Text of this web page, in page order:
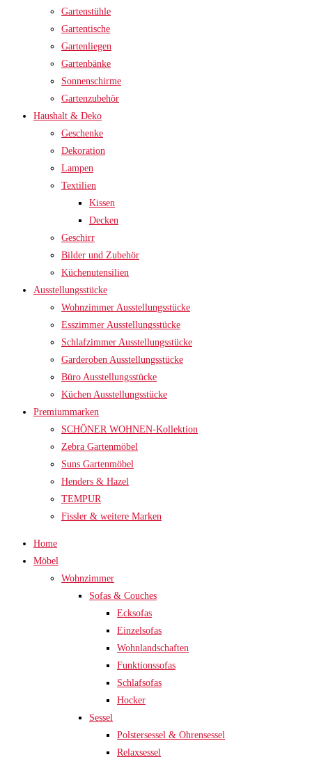
Gartenstühle
Gartentische
Gartenliegen
Gartenbänke
Sonnenschirme
Gartenzubehör
Haushalt & Deko
Geschenke
Dekoration
Lampen
Textilien
Kissen
Decken
Geschirr
Bilder und Zubehör
Küchenutensilien
Ausstellungsstücke
Wohnzimmer Ausstellungsstücke
Esszimmer Ausstellungsstücke
Schlafzimmer Ausstellungsstücke
Garderoben Ausstellungsstücke
Büro Ausstellungsstücke
Küchen Ausstellungsstücke
Premiummarken
SCHÖNER WOHNEN-Kollektion
Zebra Gartenmöbel
Suns Gartenmöbel
Henders & Hazel
TEMPUR
Fissler & weitere Marken
Home
Möbel
Wohnzimmer
Sofas & Couches
Ecksofas
Einzelsofas
Wohnlandschaften
Funktionssofas
Schlafsofas
Hocker
Sessel
Polstersessel & Ohrensessel
Relaxsessel